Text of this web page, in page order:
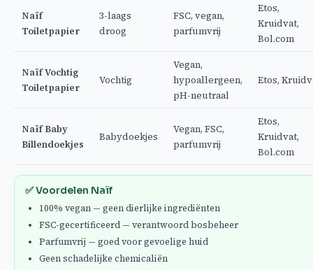
Naïf
Toiletpapier
3-laags
droog
FSC, vegan,
parfumvrij
Etos,
Kruidvat,
Bol.com
Naïf Vochtig
Toiletpapier
Vochtig
Vegan,
hypoallergeen,
pH-neutraal
Etos,
Naïf Baby
Billendoekjes
Babydoekjes
Vegan, FSC,
parfumvrij
Etos,
Kruidvat,
Bol.com
✅ Voordelen Naïf
100% vegan — geen dierlijke ingrediënten
FSC-gecertificeerd — verantwoord bosbeheer
Parfumvrij — goed voor gevoelige huid
Geen schadelijke chemicaliën